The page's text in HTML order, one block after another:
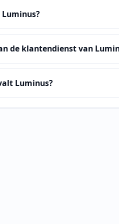
de klantendienst van
Luminus?